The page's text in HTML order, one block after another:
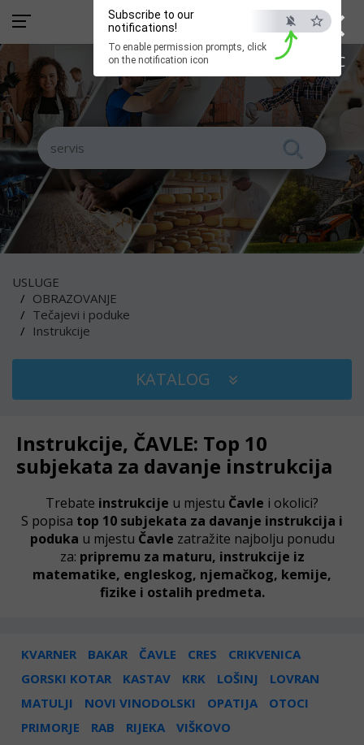
×
ESC
Subscribe to our
notifications!
To enable permission prompts, click
on the notification icon
USLUGE
OBRAZOVANJE
Tečajevi i poduke
Instrukcije
KATALOG
Instrukcije, ČAVLE: Top 10
subjekata za davanje instrukcija
Trebate instrukcije u mjestu Čavle i okolici?
S popisa top 10 subjekata za davanje instrukcija i
poduka u mjestu Čavle zatražite najbolju ponudu
za: pripremu za maturu, instrukcije iz
matematike, engleskog, njemačkog, kemije,
fizike i ostalih predmeta.
KVARNER BAKAR ČAVLE CRES
CRIKVENICA
GORSKI KOTAR
KASTAV KRK LOŠINJ
LOVRAN
MATULJI
NOVI VINODOLSKI OPATIJA
OTOCI
PRIMORJE
RAB RIJEKA VIŠKOVO